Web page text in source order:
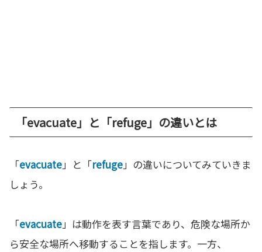
「evacuate」と「refuge」の違いとは
「evacuate」と「refuge」の違いについてみていきま
しょう。
「evacuate」は動作を表す言葉であり、危険な場所か
ら安全な場所へ移動することを指します。一方、